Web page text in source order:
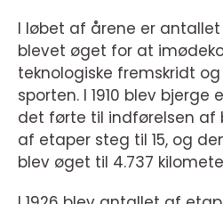
I løbet af årene er
blevet øget for at
teknologiske fremskridt
sporten. I 1910 blev
det førte til indførelsen af
af etaper steg til 15, og
blev øget til 4.737